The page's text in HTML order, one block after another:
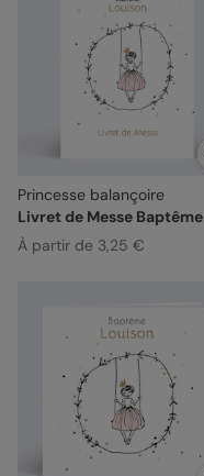
Princesse balançoire
Livret de Messe Baptême
À partir de 3,25 €